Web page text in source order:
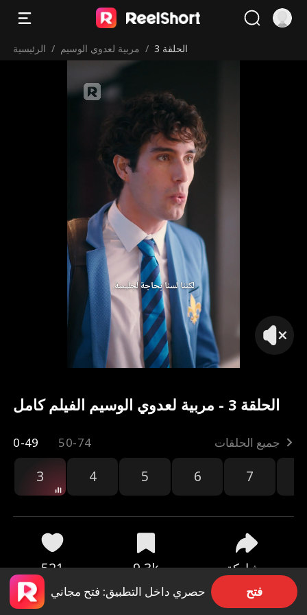
الرئيسية / مربية لعدوي الوسيم / الحلقة 3
لكننا لسنا بحاجة لجليسة.
الحلقة 3 - مربية لعدوي الوسيم الفيلم كامل
0-49 50-74 جميع الحلقات
3 4 5 6 7
521 9.3k مشاركة
حصري داخل التطبيق: فتح مجاني فتح